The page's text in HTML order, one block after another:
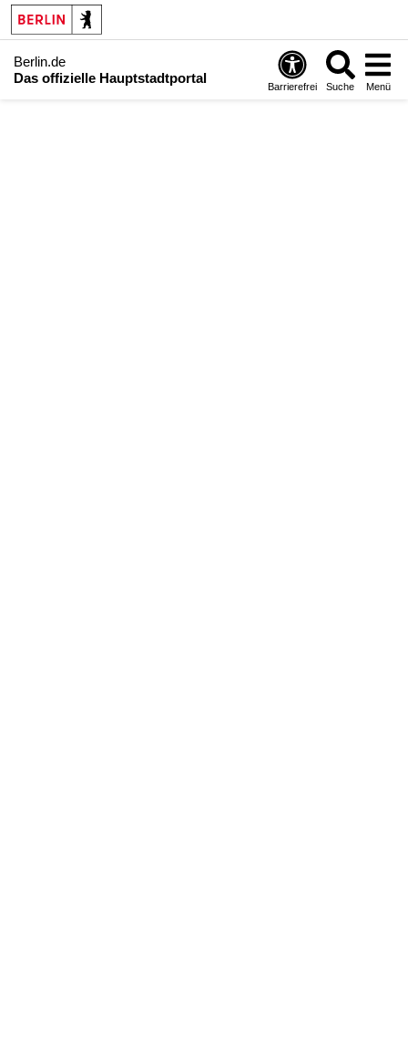
Berlin.de
Das offizielle Hauptstadtportal
Barrierefrei Suche Menü